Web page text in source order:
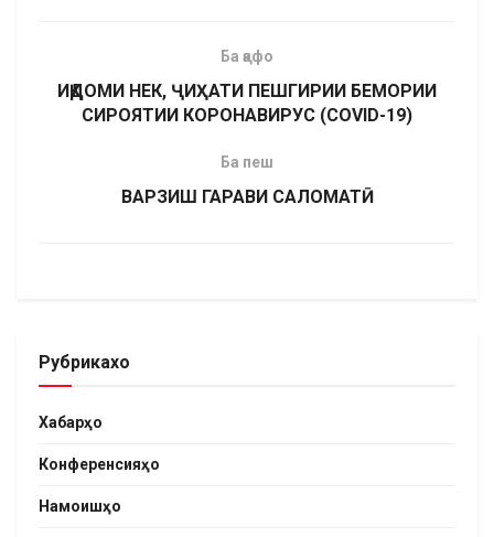
Ба қафо
ИҚДОМИ НЕК, ҶИҲАТИ ПЕШГИРИИ БЕМОРИИ
СИРОЯТИИ КОРОНАВИРУС (COVID-19)
Ба пеш
ВАРЗИШ ГАРАВИ САЛОМАТӢ
Рубрикахо
Хабарҳо
Конференсияҳо
Намоишҳо